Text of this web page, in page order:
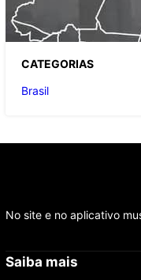
Acre e
CATEGORIAS
Brasil
No site e no aplicativo
Saiba mais